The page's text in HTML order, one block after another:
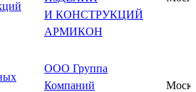
И КОНСТРУКЦИЙ
АРМИКОН
ООО Группа
Компаний